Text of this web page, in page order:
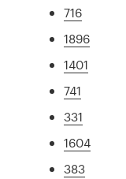
716
1896
1401
741
331
1604
383